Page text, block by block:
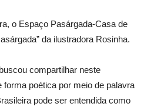
o Espaço Pasárgada-Casa de
da ilustradora Rosinha.
compartilhar neste
poética por meio de palavra
pode ser entendida como